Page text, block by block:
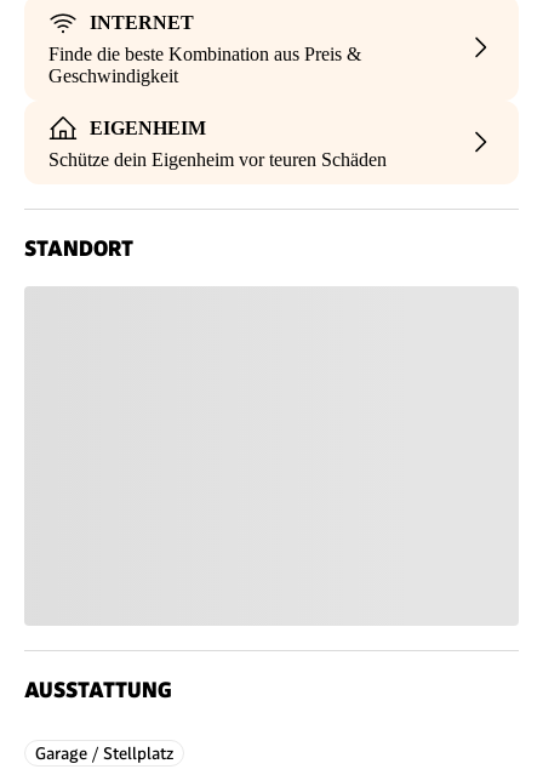
INTERNET
Finde die beste Kombination aus Preis &
Geschwindigkeit
EIGENHEIM
Schütze dein Eigenheim vor teuren Schäden
STANDORT
AUSSTATTUNG
Garage / Stellplatz